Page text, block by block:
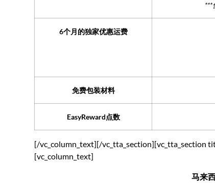
***
6个月的独家优惠运费
免费包装材料
EasyReward点数
[/vc_column_text][/vc_tta_section][vc_tta_section
[vc_column_text]
马来